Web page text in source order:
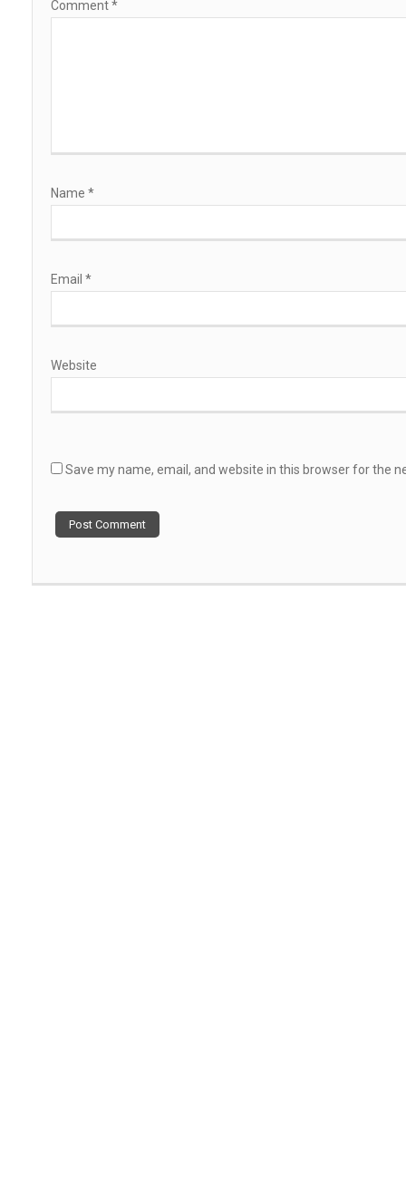
Comment*
Name *
Email *
Website
Save my name, email, and website in this browser for the